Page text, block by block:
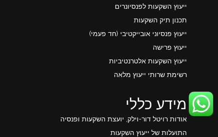
ייעוץ השקעות לפנסיונרים
תכנון תיק השקעות
ייעוץ פנסיוני אובייקטיבי (חד פעמי)
ייעוץ פרישה
ייעוץ השקעות אלטרנטיביות
רשימת שרותי ייעוץ מלאה
מידע כללי
אודות רויטל דור-וילק, יועצת השקעות ופנסיה
התועלות של ייעוץ השקעות